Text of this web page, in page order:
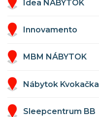
Idea NÁBYTOK
Innovamento
MBM NÁBYTOK
Nábytok Kvokačka
Sleepcentrum BB